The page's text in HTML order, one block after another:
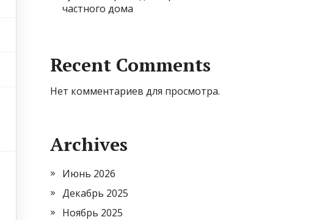
частного дома
Recent Comments
Нет комментариев для просмотра.
Archives
Июнь 2026
Декабрь 2025
Ноябрь 2025